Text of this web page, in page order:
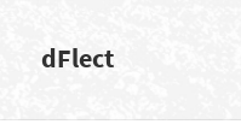
dFlect